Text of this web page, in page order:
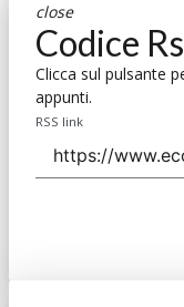
close
Codice
Clicca sul pulsante
appunti.
RSS link